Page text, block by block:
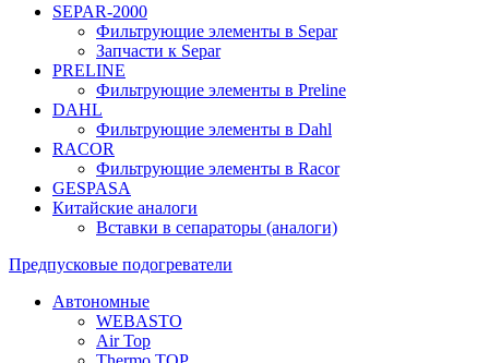
SEPAR-2000
Фильтрующие элементы в Separ
Запчасти к Separ
PRELINE
Фильтрующие элементы в Preline
DAHL
Фильтрующие элементы в Dahl
RACOR
Фильтрующие элементы в Racor
GESPASA
Китайские аналоги
Вставки в сепараторы (аналоги)
Предпусковые подогреватели
Автономные
WEBASTO
Air Top